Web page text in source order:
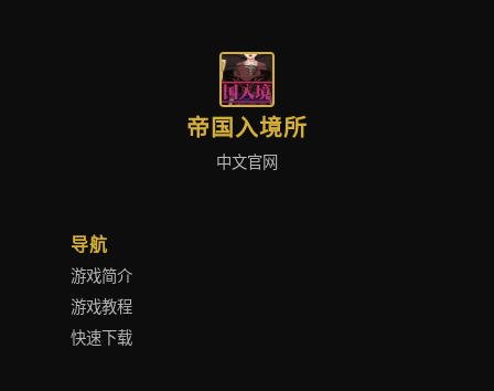
帝国入境所
中文官网
导航
游戏简介
游戏教程
快速下载